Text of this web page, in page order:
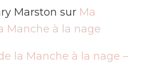
Marston sur Ma
Manche à la nage
la Manche à la nage –